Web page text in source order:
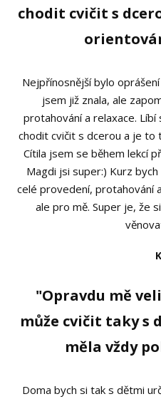
chodit cvičit s
Nejpřínosnější bylo
jsem již znala, ale
protahování a relaxace.
chodit cvičit s dcerou a je to
Cítila jsem se během lekcí
Magdi jsi super:) Kurz
celé provedení, protahování
ale pro mě. Super je, že
"Opravdu mě
může cvičit taky s
měla vždy
Doma bych si tak s dětmi